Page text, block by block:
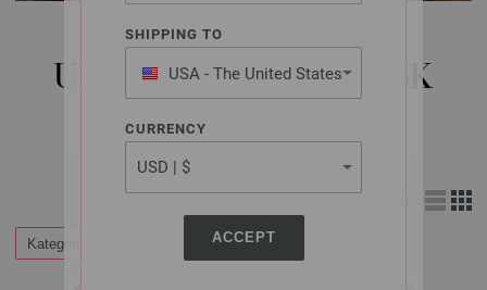
SHIPPING TO
USA - The United States
of America
CURRENCY
ACCEPT
LANA GROSSA
ULL & GARN | VEGANSK
GARN
Kategorier Filtrer etter